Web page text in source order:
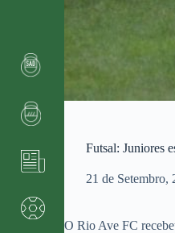
Futsal: Juniores
21 de Setembro,
O Rio Ave FC